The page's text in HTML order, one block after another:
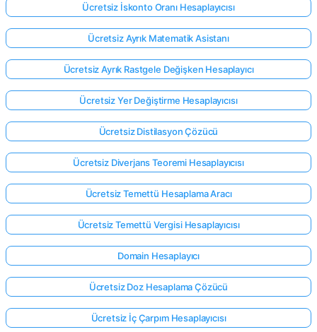
Buradan
yap!
Ücretsiz İskonto Oranı Hesaplayıcısı
Ücretsiz Ayrık Matematik Asistanı
Ücretsiz Ayrık Rastgele Değişken Hesaplayıcı
Ücretsiz Yer Değiştirme Hesaplayıcısı
Ücretsiz Distilasyon Çözücü
Ücretsiz Diverjans Teoremi Hesaplayıcısı
Ücretsiz Temettü Hesaplama Aracı
Ücretsiz Temettü Vergisi Hesaplayıcısı
Domain Hesaplayıcı
Ücretsiz Doz Hesaplama Çözücü
Ücretsiz İç Çarpım Hesaplayıcısı